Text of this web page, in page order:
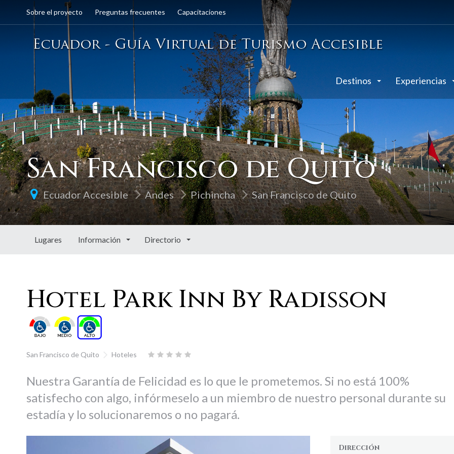
Sobre el proyecto Preguntas frecuentes Capacitaciones
Destinos Experiencias
San Francisco de Quito
Ecuador Accesible Andes Pichincha San Francisco de Quito
Lugares Información Directorio
Hotel Park Inn By Radisson
San Francisco de Quito Hoteles
Nuestra Garantía de Felicidad es lo que le prometemos. Si no está 100%
satisfecho con algo, infórmeselo a un miembro de nuestro personal durante su
estadía y lo solucionaremos o no pagará.
Dirección